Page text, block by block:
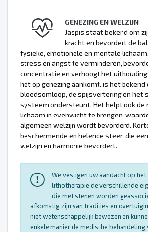
GENEZING EN WELZIJN
Jaspis staat bekend om
kracht en bevordert de
fysieke, emotionele en mentale
stress en angst te verminderen,
concentratie en verhoogt het
het op genezing aankomt, is het bekend
bloedsomloop, de spijsvertering en het
systeem ondersteunt. Het helpt ook de
lichaam in evenwicht te brengen,
algemeen welzijn wordt bevorderd.
beschermende en helende steen die
welzijn en harmonie bevordert.
We vestigen uw aandacht op
lithotherapie de verschillende
die met stenen worden
afkomstig zijn van tradities en
niet wetenschappelijk bewezen en
enkele manier de medische behandeling